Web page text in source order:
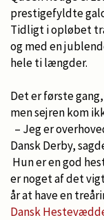
prestigefyldte
Tidligt i opløbet
og med en
hele ti længder.
Det er første
men sejren kom
– Jeg er
Dansk Derby,
Hun er en god
er noget af det
år at have en
Dansk